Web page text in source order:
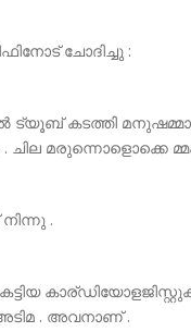
ചോദിച്ചു :
ട്യൂബ് കടത്തി
ചില മരുന്നൊളൊക്കെ
.
അടിമ . അവനാണ് .